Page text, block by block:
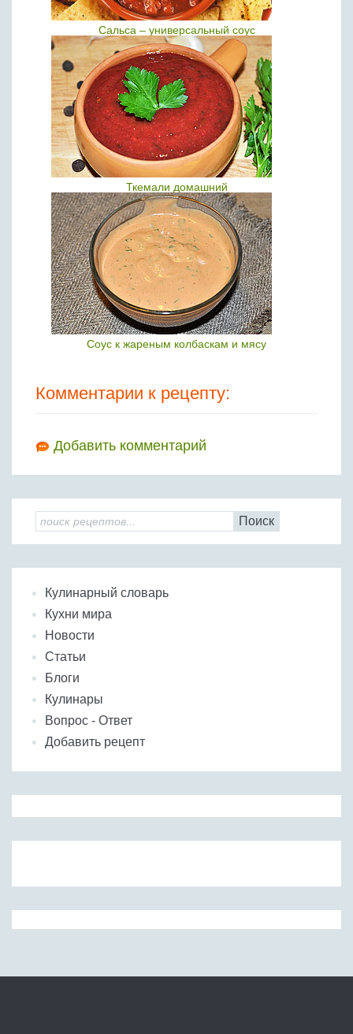
Сальса – универсальный соус
Ткемали домашний
Соус к жареным колбаскам и мясу
Комментарии к рецепту:
Добавить комментарий
Поиск
Кулинарный словарь
Кухни мира
Новости
Статьи
Блоги
Кулинары
Вопрос - Ответ
Добавить рецепт